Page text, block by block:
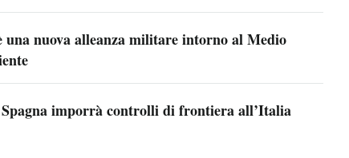
una nuova alleanza militare intorno al Medio
imporrà controlli di frontiera all’Italia